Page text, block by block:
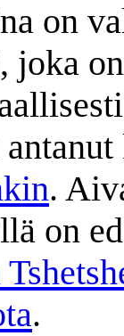
on
joka
.
on
.